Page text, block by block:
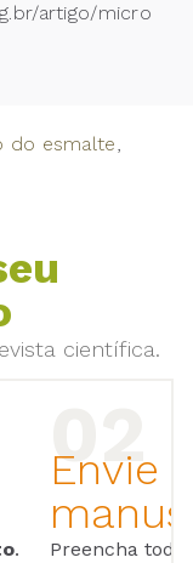
artigo/micro
do esmalte
científica.
.
Envie
Preencha